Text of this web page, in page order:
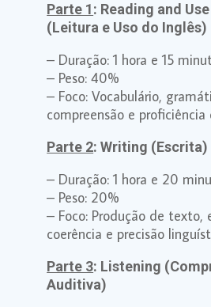
Parte 1: Reading and
(Leitura e Uso do Inglês)
– Duração: 1 hora e 15
– Peso: 40%
– Foco: Vocabulário,
compreensão e
Parte 2: Writing (Escrita)
– Duração: 1 hora e 20
– Peso: 20%
– Foco: Produção de texto,
coerência e precisão
Parte 3: Listening
Auditiva)